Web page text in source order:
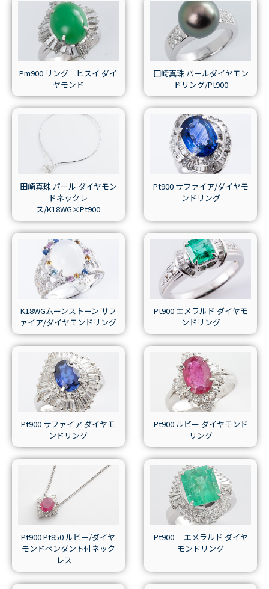
Pm900 リング ヒスイ ダイ
ヤモンド
田崎真珠 パールダイヤモン
ドリング/Pt900
田崎真珠 パール ダイヤモン
ドネックレ
ス/K18WG×Pt900
Pt900 サファイア/ダイヤモ
ンドリング
K18WGムーンストーン サフ
ァイア/ダイヤモンドリング
Pt900 エメラルド ダイヤモ
ンドリング
Pt900 サファイア ダイヤモ
ンドリング
Pt900 ルビー ダイヤモンド
リング
Pt900 Pt850 ルビー/ダイヤ
モンドペンダント付ネック
レス
Pt900 エメラルド ダイヤ
モンドリング